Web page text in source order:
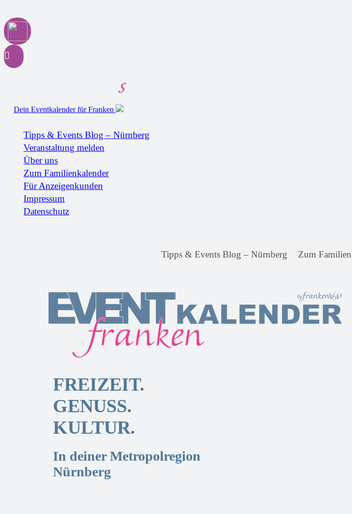
Dein Eventkalender für Franken
Tipps & Events Blog – Nürnberg
Veranstaltung melden
Über uns
Zum Familienkalender
Für Anzeigenkunden
Impressum
Datenschutz
Tipps & Events Blog – Nürnberg Zum
FREIZEIT.
GENUSS.
KULTUR.
In deiner Metropolregion
Nürnberg